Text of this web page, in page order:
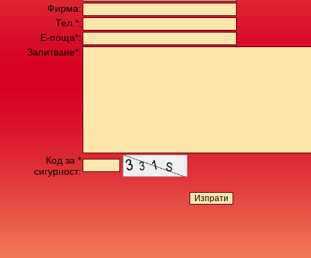
Фирма:
Тел.*:
Е-поща*:
Запитване*:
Код за *
сигурност: